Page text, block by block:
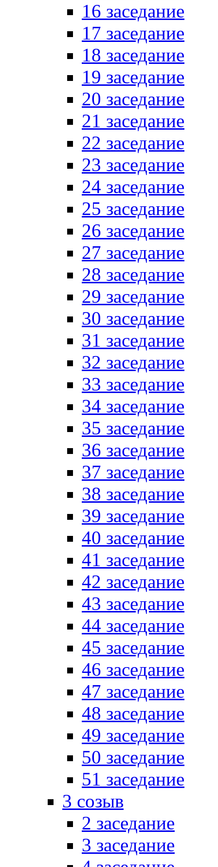
16 заседание
17 заседание
18 заседание
19 заседание
20 заседание
21 заседание
22 заседание
23 заседание
24 заседание
25 заседание
26 заседание
27 заседание
28 заседание
29 заседание
30 заседание
31 заседание
32 заседание
33 заседание
34 заседание
35 заседание
36 заседание
37 заседание
38 заседание
39 заседание
40 заседание
41 заседание
42 заседание
43 заседание
44 заседание
45 заседание
46 заседание
47 заседание
48 заседание
49 заседание
50 заседание
51 заседание
3 созыв
2 заседание
3 заседание